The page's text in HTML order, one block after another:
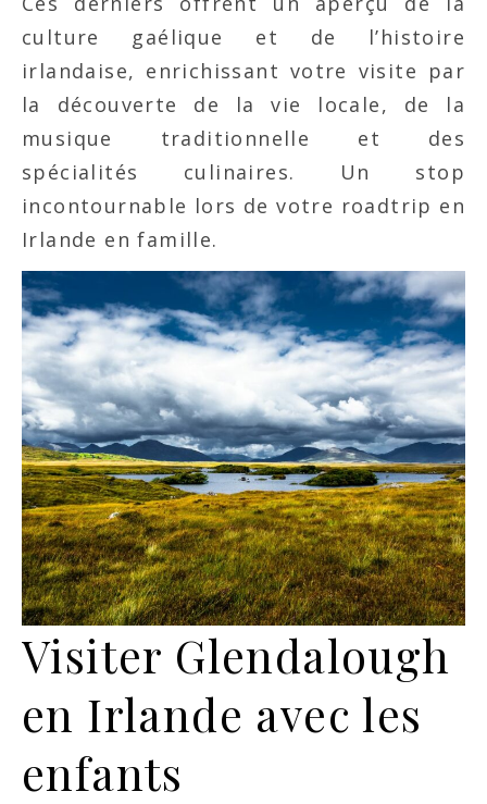
culture gaélique et de l’histoire
irlandaise, enrichissant votre visite par
la découverte de la vie locale, de la
musique traditionnelle et des
spécialités culinaires. Un stop
incontournable lors de votre roadtrip en
Irlande en famille.
Visiter Glendalough
en Irlande avec les
enfants